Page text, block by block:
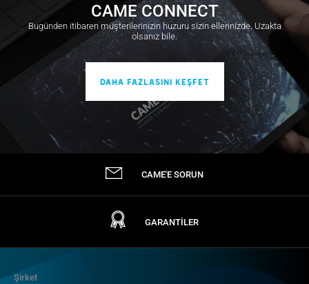
CAME CONNECT
Bugünden itibaren müşterilerinizin huzuru sizin ellerinizde. Uzakta
olsanız bile.
DAHA FAZLASINI KEŞFET
CAME'E SORUN
GARANTİLER
Şirket